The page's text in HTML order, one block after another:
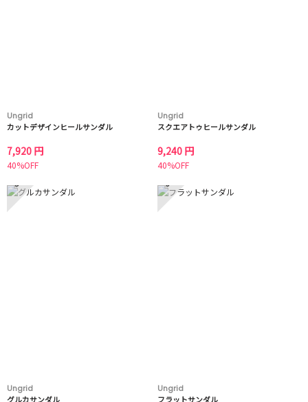
Ungrid
カットデザインヒールサンダル
7,920 円
40%OFF
Ungrid
スクエアトゥヒールサンダル
9,240 円
40%OFF
5
Ungrid
グルカサンダル
6
Ungrid
フラットサンダル